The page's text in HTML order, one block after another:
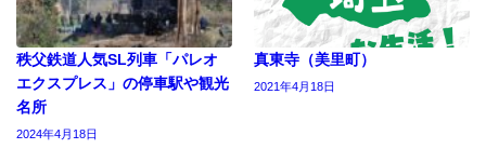
秩父鉄道人気SL列車「パレオ
エクスプレス」の停車駅や観光
名所
2024年4月18日
真東寺（美里町）
2021年4月18日